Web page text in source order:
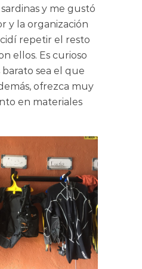
y me gustó
y la organización
repetir el resto
ellos. Es curioso
sea el que
ofrezca muy
en materiales